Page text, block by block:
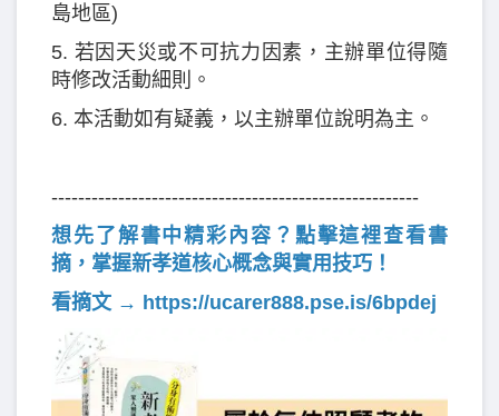
島地區)
5. 若因天災或不可抗力因素，主辦單位得隨
時修改活動細則。
6. 本活動如有疑義，以主辦單位說明為主。
-------------------------------------------------------
想先了解書中精彩內容？點擊這裡查看書
摘，掌握新孝道核心概念與實用技巧！
看摘文 → https://ucarer888.pse.is/6bpdej